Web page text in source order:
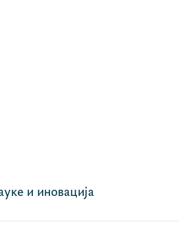
и иновација